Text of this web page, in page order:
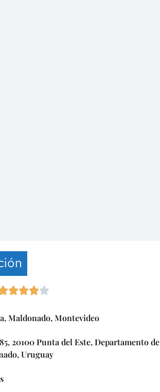
,Maldonado,Montevideo
20100 Punta del Este, Departamento de
Uruguay